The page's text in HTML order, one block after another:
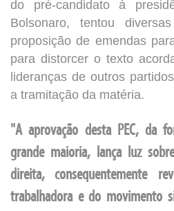
do pré-candidato à
Bolsonaro, tentou
proposição de emendas
para distorcer o texto
lideranças de outros
a tramitação da matéria.
"A aprovação desta PEC, da
grande maioria, lança luz
direita, consequentemente
trabalhadora e do movimento